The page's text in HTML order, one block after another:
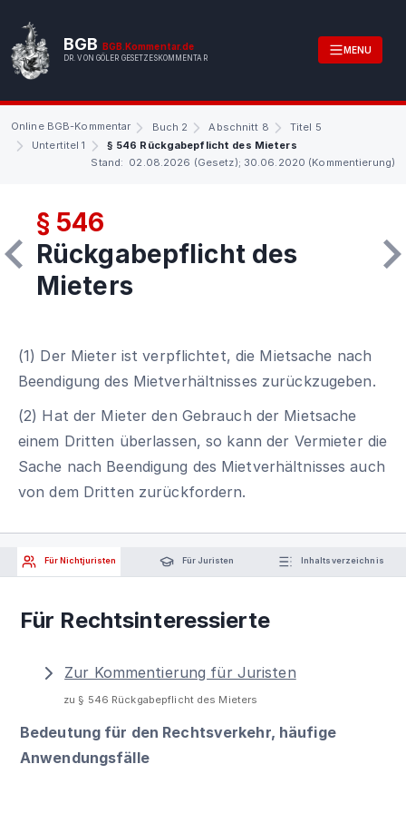
BGB BGB.Kommentar.de
DR. VON GÖLER GESETZESKOMMENTAR
MENU
Online BGB-Kommentar Buch 2 Abschnitt 8
Titel 5
Untertitel 1
§ 546 Rückgabepflicht des Mieters
Stand: 02.08.2026 (Gesetz); 30.06.2020 (Kommentierung)
§ 546
Rückgabepflicht des
Mieters
(1) Der Mieter ist verpflichtet, die Mietsache nach
Beendigung des Mietverhältnisses zurückzugeben.
(2) Hat der Mieter den Gebrauch der Mietsache
einem Dritten überlassen, so kann der Vermieter die
Sache nach Beendigung des Mietverhältnisses auch
von dem Dritten zurückfordern.
Für Nichtjuristen Für Juristen Inhaltsverzeichnis
Für Rechtsinteressierte
Zur Kommentierung für Juristen
zu § 546 Rückgabepflicht des Mieters
Bedeutung für den Rechtsverkehr, häufige
Anwendungsfälle